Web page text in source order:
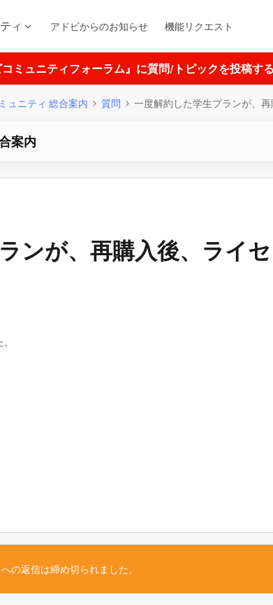
ィ アドビからのお知らせ 機能リクエスト
コミュニティフォーラム』に質問/トピックを投稿す
ュニティ 総合案内 質問 一度解約した学生プランが、
案内
ンが、再購入後、ライセ
の返信は締め切られました。